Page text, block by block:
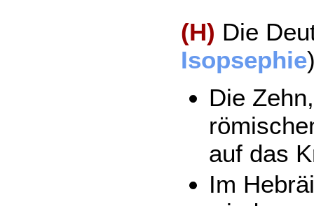
(H) Die
Isopsephie
Die
auf das
Im